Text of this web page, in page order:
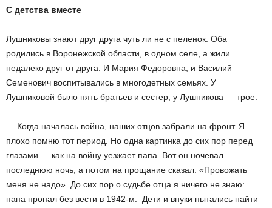
С детства вместе
Лушниковы знают друг друга чуть ли не с пеленок. Оба
родились в Воронежской области, в одном селе, а жили
недалеко друг от друга. И Мария Федоровна, и Василий
Семенович воспитывались в многодетных семьях. У
Лушниковой было пять братьев и сестер, у Лушникова — трое.
— Когда началась война, наших отцов забрали на фронт. Я
плохо помню тот период. Но одна картинка до сих пор перед
глазами — как на войну уезжает папа. Вот он ночевал
последнюю ночь, а потом на прощание сказал: «Провожать
меня не надо». До сих пор о судьбе отца я ничего не знаю:
папа пропал без вести в 1942-м. Дети и внуки пытались найти